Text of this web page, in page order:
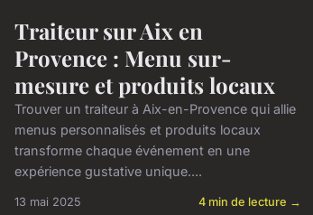
Traiteur sur Aix en
Provence : Menu sur-
mesure et produits locaux
Trouver un traiteur à Aix-en-Provence qui allie
menus personnalisés et produits locaux
transforme chaque événement en une
expérience gustative unique....
13 mai 2025 4 min de lecture →